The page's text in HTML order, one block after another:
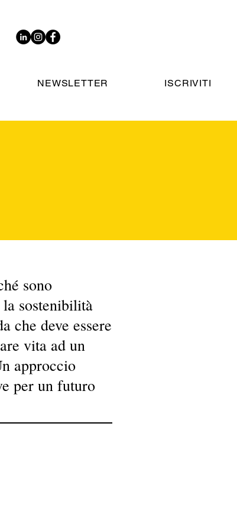
NEWSLETTER ISCRIVITI
sono
sostenibilità
che deve essere
vita ad un
approccio
per un futuro